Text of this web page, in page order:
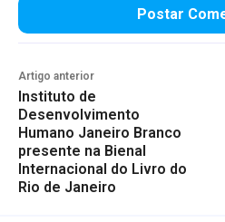
Artigo anterior
Instituto de
Desenvolvimento
Humano Janeiro Branco
presente na Bienal
Internacional do Livro do
Rio de Janeiro